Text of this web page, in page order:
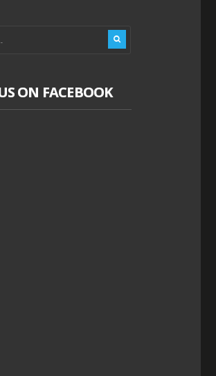
ON FACEBOOK